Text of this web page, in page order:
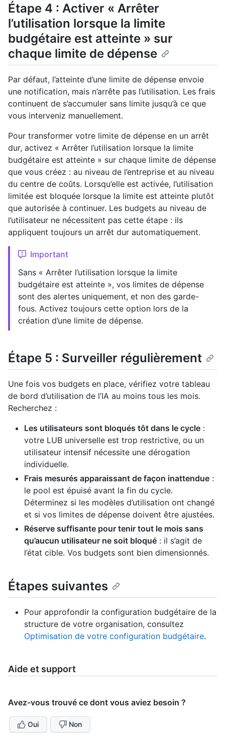
Étape 4 : Activer « Arrêter
l’utilisation lorsque la limite
budgétaire est atteinte » sur
chaque limite de dépense
Par défaut, l’atteinte d’une limite de dépense envoie
une notification, mais n’arrête pas l’utilisation. Les frais
continuent de s’accumuler sans limite jusqu’à ce que
vous interveniz manuellement.
Pour transformer votre limite de dépense en un arrêt
dur, activez « Arrêter l’utilisation lorsque la limite
budgétaire est atteinte » sur chaque limite de dépense
que vous créez : au niveau de l’entreprise et au niveau
du centre de coûts. Lorsqu’elle est activée, l’utilisation
limitée est bloquée lorsque la limite est atteinte plutôt
que autorisée à continuer. Les budgets au niveau de
l’utilisateur ne nécessitent pas cette étape : ils
appliquent toujours un arrêt dur automatiquement.
Important
Sans « Arrêter l’utilisation lorsque la limite
budgétaire est atteinte », vos limites de dépense
sont des alertes uniquement, et non des garde-
fous. Activez toujours cette option lors de la
création d’une limite de dépense.
Étape 5 : Surveiller régulièrement
Une fois vos budgets en place, vérifiez votre tableau
de bord d’utilisation de l’IA au moins tous les mois.
Recherchez :
Les utilisateurs sont bloqués tôt dans le cycle :
votre LUB universelle est trop restrictive, ou un
utilisateur intensif nécessite une dérogation
individuelle.
Frais mesurés apparaissant de façon inattendue :
le pool est épuisé avant la fin du cycle.
Déterminez si les modèles d’utilisation ont changé
et si vos limites de dépense doivent être ajustées.
Réserve suffisante pour tenir tout le mois sans
qu’aucun utilisateur ne soit bloqué : il s’agit de
l’état cible. Vos budgets sont bien dimensionnés.
Étapes suivantes
Pour approfondir la configuration budgétaire de la
structure de votre organisation, consultez
Optimisation de votre configuration budgétaire.
Aide et support
Avez-vous trouvé ce dont vous aviez besoin ?
Oui Non